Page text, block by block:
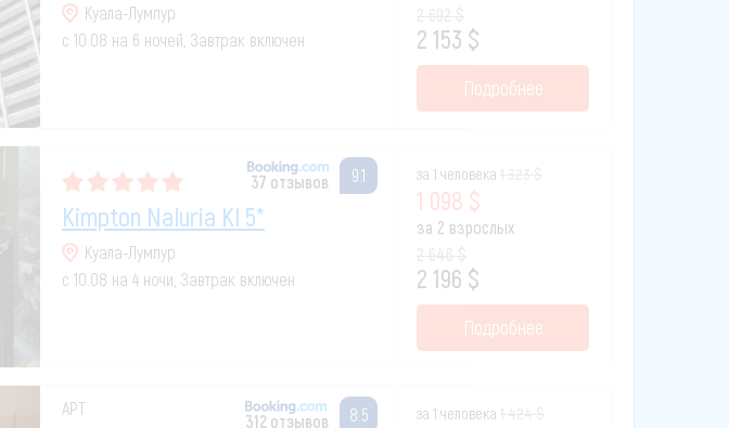
Куала-Лумпур
с 10.08 на 6 ночей, Завтрак включен
2 153 $
Подробнее
37 отзывов 9.1
Kimpton Naluria Kl 5*
Куала-Лумпур
с 10.08 на 4 ночи, Завтрак включен
за 1 человека
1 098 $
за 2 взрослых
2 196 $
Подробнее
APT
312 отзывов 8.5 за 1 человека